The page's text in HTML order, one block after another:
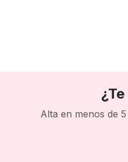
Alta en menos de